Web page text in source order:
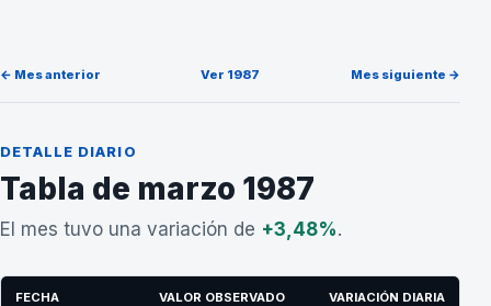
← Mes anterior Ver 1987 Mes siguiente →
DETALLE DIARIO
Tabla de marzo 1987
El mes tuvo una variación de +3,48%.
FECHA VALOR OBSERVADO VARIACIÓN DIARIA